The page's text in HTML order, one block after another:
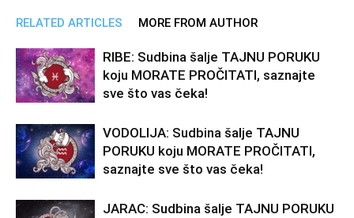
RELATED ARTICLES MORE FROM AUTHOR
RIBE: Sudbina šalje TAJNU PORUKU
koju MORATE PROČITATI, saznajte
sve što vas čeka!
VODOLIJA: Sudbina šalje TAJNU
PORUKU koju MORATE PROČITATI,
saznajte sve što vas čeka!
JARAC: Sudbina šalje TAJNU PORUKU